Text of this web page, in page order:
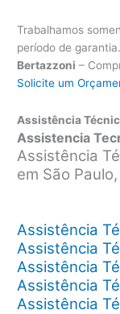
Trabalhamos
período de
Bertazzoni –
Solicite um
Assistência
Assistencia
Assistência
em São Paulo,
Assistência
Assistência
Assistência
Assistência
Assistência